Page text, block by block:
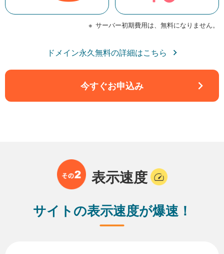
サーバー初期費用は、無料になりません。
ドメイン永久無料の詳細はこちら
今すぐお申込み
表示速度
サイトの表示速度が爆速！